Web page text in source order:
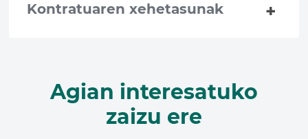
Kontratuaren xehetasunak
Agian interesatuko
zaizu ere